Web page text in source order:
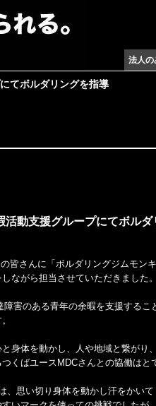
法人の
てボルダリングを指導
活動支援グループにてボル
皆さんに「ボルダリングジムモン
ながら担当させていただきました。
害のある青年の余暇を支援するこ
身体を動かし、人や地域と繋がり
くばユースMDCさんとの協働はと
、思い切り身体を動かし汗をかい